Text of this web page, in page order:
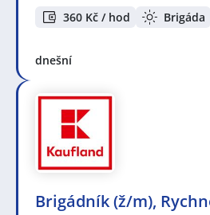
360 Kč / hod Brigáda
dnešní
Brigádník (ž/m),